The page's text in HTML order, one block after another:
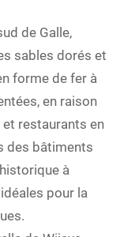
de Galle,
sables dorés et
forme de fer à
en raison
restaurants en
des bâtiments
à
pour la